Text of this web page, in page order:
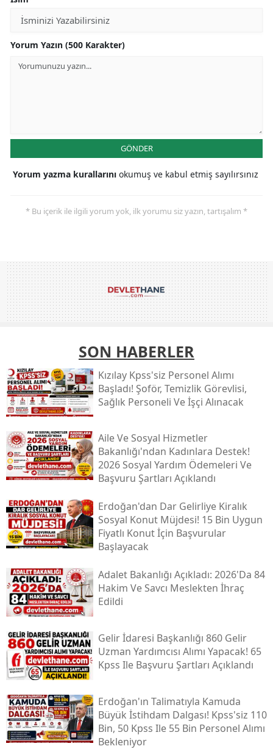
Yorum Yazın (500 Karakter)
GÖNDER
Yorum yazma kurallarını okumuş ve kabul etmiş sayılırsınız
* Bu içerik ile ilgili yorum yok, ilk yorumu siz yazın, tartışalım *
SON HABERLER
Kızılay Kpss'siz Personel Alımı
Başladı! Şoför, Temizlik Görevlisi,
Sağlık Personeli Ve İşçi Alınacak
Aile Ve Sosyal Hizmetler
Bakanlığı'ndan Kadınlara Destek!
2026 Sosyal Yardım Ödemeleri Ve
Başvuru Şartları Açıklandı
Erdoğan'dan Dar Gelirliye Kiralık
Sosyal Konut Müjdesi! 15 Bin Uygun
Fiyatlı Konut İçin Başvurular
Başlayacak
Adalet Bakanlığı Açıkladı: 2026'da 84
Hakim Ve Savcı Meslekten İhraç
Edildi
Gelir İdaresi Başkanlığı 860 Gelir
Uzman Yardımcısı Alımı Yapacak! 65
Kpss Ile Başvuru Şartları Açıklandı
Erdoğan'ın Talimatıyla Kamuda
Büyük İstihdam Dalgası! Kpss'siz 110
Bin, 50 Kpss Ile 55 Bin Personel Alımı
Bekleniyor